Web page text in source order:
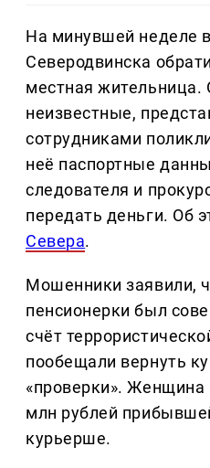
На минувшей неделе
Северодвинска
местная жительница.
неизвестные,
сотрудниками
неё паспортные
следователя и
передать деньги. Об
Севера.
Мошенники заявили,
пенсионерки был
счёт
пообещали вернуть
«проверки». Женщина
млн рублей
курьерше.